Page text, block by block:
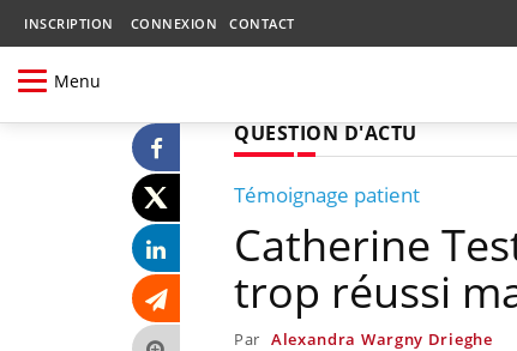
INSCRIPTION CONNEXION CONTACT
Menu
QUESTION D'ACTU
Témoignage patient
Catherine
trop réussi
Par Alexandra Wargny Drieghe